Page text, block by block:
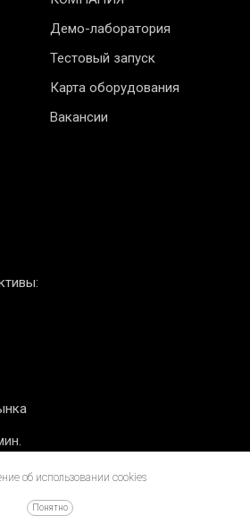
об использовании cookies
Понятно
Демо-лаборатория
Тестовый запуск
Карта оборудования
Вакансии